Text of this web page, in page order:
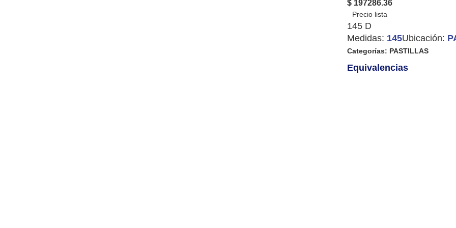
$ 197286.36
145 D
Medidas: 145Ubicación:
Categorías: PASTILLAS
Equivalencias